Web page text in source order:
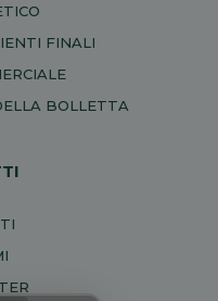
FINALI
BOLLETTA